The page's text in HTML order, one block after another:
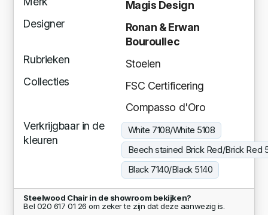
Magis Design
Designer
Ronan & Erwan
Bouroullec
Rubrieken
Stoelen
Collecties
FSC Certificering
Compasso d'Oro
Verkrijgbaar in de
kleuren
White 7108/White 5108
Beech stained Brick Red/Brick Red
Black 7140/Black 5140
Steelwood Chair in de showroom bekijken?
Bel 020 617 01 26 om zeker te zijn dat deze aanwezig is.